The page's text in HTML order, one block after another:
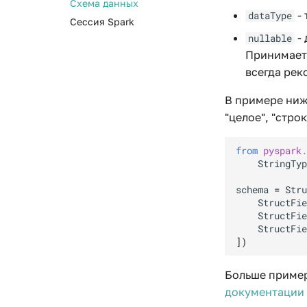
JSON блок
Блок Декоратор
словари, множества
Циклы и условные
Схема данных
Сессия Spark
dataType -
nullable -
всегда
В примере
"целое",
from
schema =
])
Больше
документации